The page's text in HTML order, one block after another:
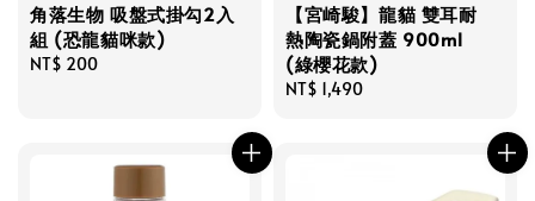
角落生物 吸盤式掛勾2入
組 (恐龍貓咪款)
Regular
NT$ 200
【宮崎駿】龍貓 雙耳耐
熱陶瓷鍋附蓋 900ml
(綠櫻花款)
Regular
NT$ 1,490